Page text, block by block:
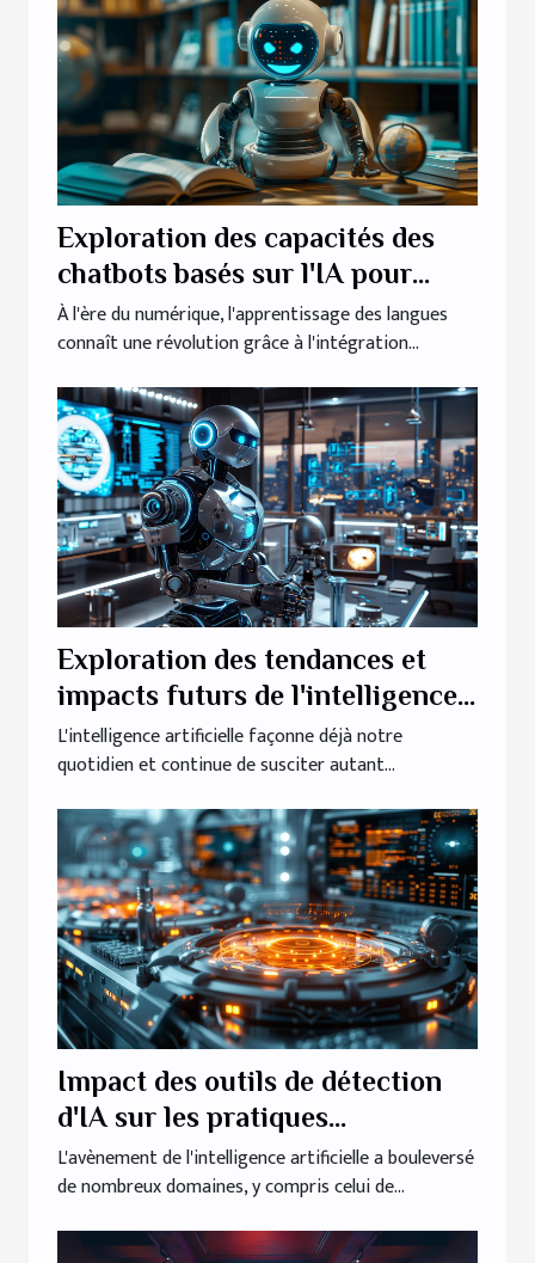
Exploration des capacités des
chatbots basés sur l'IA pour
l'apprentissage des langues
À l'ère du numérique, l'apprentissage des langues
connaît une révolution grâce à l'intégration...
Exploration des tendances et
impacts futurs de l'intelligence
artificielle en société
L'intelligence artificielle façonne déjà notre
quotidien et continue de susciter autant...
Impact des outils de détection
d'IA sur les pratiques
rédactionnelles modernes
L'avènement de l'intelligence artificielle a bouleversé
de nombreux domaines, y compris celui de...